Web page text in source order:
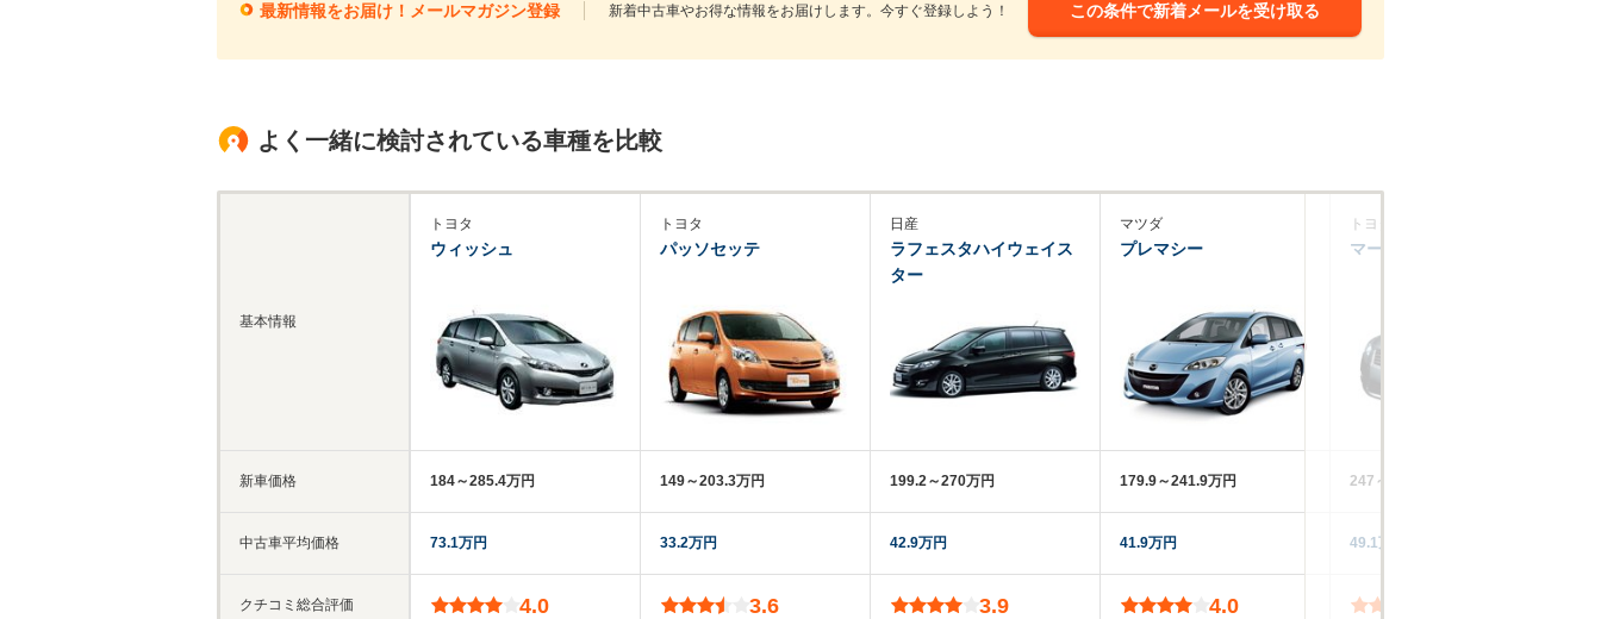
最新情報をお届け！メールマガジン登録 新着中古車やお得な情報をお届けします。今すぐ登録しよう！ この条件で新着メールを受け取る
よく一緒に検討されている車種を比較
基本情報
新車価格
中古車平均価格
クチコミ総合評価
トヨタ
ウィッシュ
184～285.4万円
73.1万円
4.0
トヨタ
パッソセッテ
149～203.3万円
33.2万円
3.6
日産
ラフェスタハイウェイス
ター
199.2～270万円
42.9万円
3.9
マツダ
プレマシー
179.9～241.9万円
41.9万円
4.0
トヨタ
マークXジオ
247～381.9万円
49.1万円